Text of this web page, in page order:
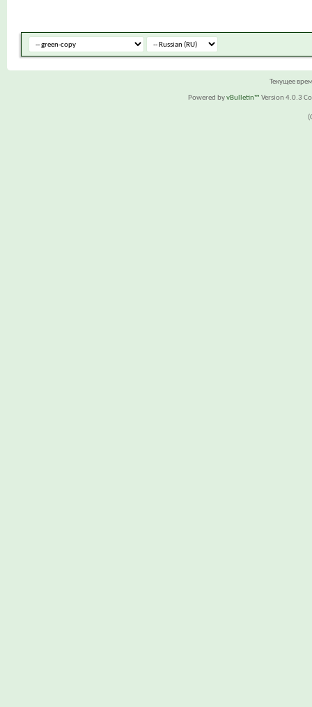
Текущее
Powered byvBulletin™ Version 4.0.3